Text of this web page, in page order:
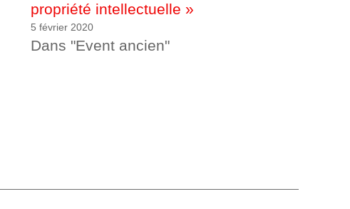
propriété intellectuelle »
5 février 2020
Dans "Event ancien"